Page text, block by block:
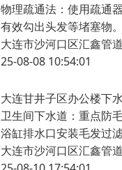
物理疏通法：使用疏通
有效勾出头发等堵塞物
大连市沙河口区汇鑫管
25-08-08 10:54:01
大连甘井子区办公楼下
卫生间下水道：重点防
浴缸排水口安装毛发过
大连市沙河口区汇鑫管